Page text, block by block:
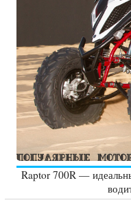
Raptor 700R —